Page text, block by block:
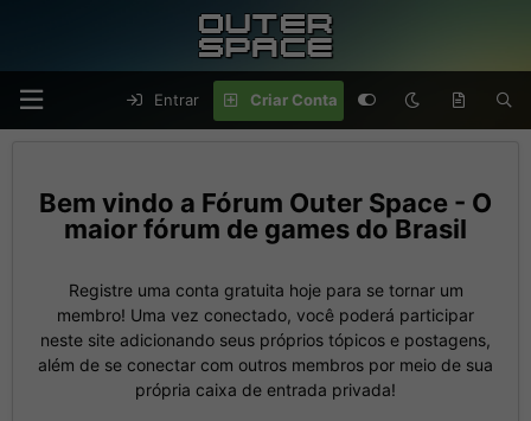
Entrar Criar Conta
Fórum Outer Space - O
maior fórum de games do Brasil
Registre uma conta gratuita hoje para se tornar um
membro! Uma vez conectado, você poderá participar
neste site adicionando seus próprios tópicos e postagens,
além de se conectar com outros membros por meio de sua
própria caixa de entrada privada!